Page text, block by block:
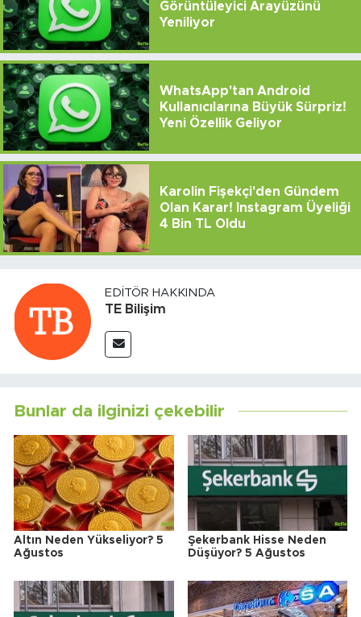
Görüntüleyici Arayüzünü
Yeniliyor
WhatsApp'tan Android
Kullanıcılarına Büyük Sürpriz!
Yeni Özellik Geliyor
Karolin Fişekçi'den Gündem
Olan Karar! Instagram Üyeliği
4 Bin TL Oldu
EDITÖR HAKKINDA
TE Bilişim
Bunlar da ilginizi çekebilir
Altın Neden Yükseliyor? 5
Ağustos
Şekerbank Hisse Neden
Düşüyor? 5 Ağustos